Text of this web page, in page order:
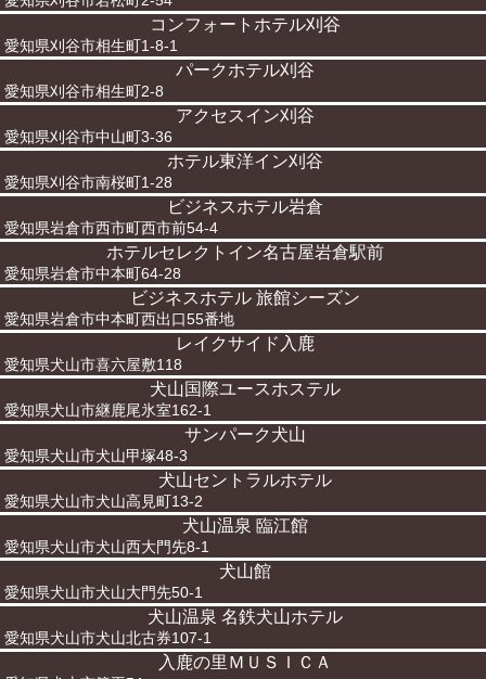
コンフォートホテル刈谷
愛知県刈谷市相生町1-8-1
パークホテル刈谷
愛知県刈谷市相生町2-8
アクセスイン刈谷
愛知県刈谷市中山町3-36
ホテル東洋イン刈谷
愛知県刈谷市南桜町1-28
ビジネスホテル岩倉
愛知県岩倉市西市町西市前54-4
ホテルセレクトイン名古屋岩倉駅前
愛知県岩倉市中本町64-28
ビジネスホテル 旅館シーズン
愛知県岩倉市中本町西出口55番地
レイクサイド入鹿
愛知県犬山市喜六屋敷118
犬山国際ユースホステル
愛知県犬山市継鹿尾氷室162-1
サンパーク犬山
愛知県犬山市犬山甲塚48-3
犬山セントラルホテル
愛知県犬山市犬山高見町13-2
犬山温泉 臨江館
愛知県犬山市犬山西大門先8-1
犬山館
愛知県犬山市犬山大門先50-1
犬山温泉 名鉄犬山ホテル
愛知県犬山市犬山北古券107-1
入鹿の里ＭＵＳＩＣＡ